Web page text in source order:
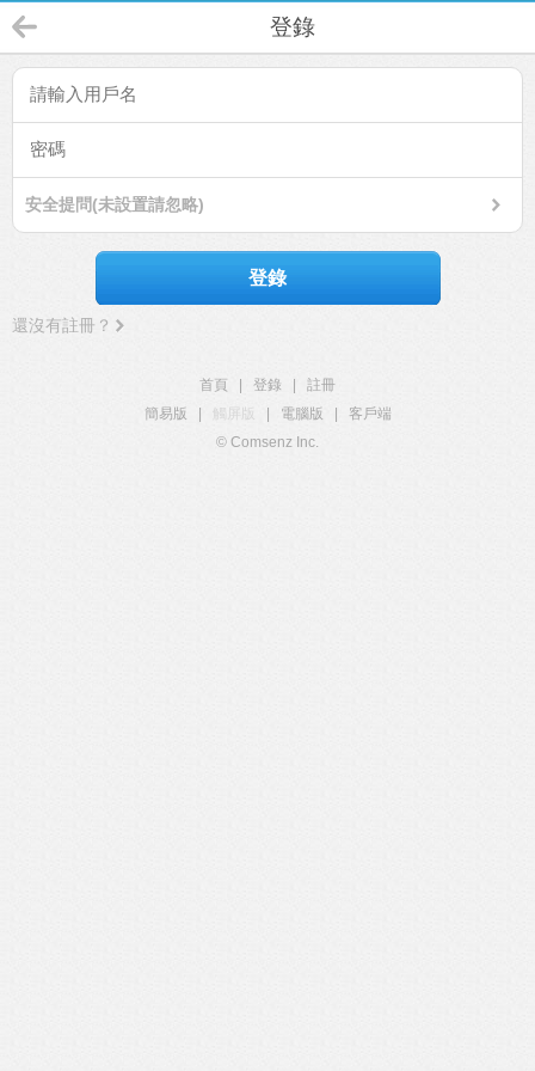
登錄
安全提問(未設置請忽略)
登錄
還沒有註冊？
首頁 登錄
註冊
簡易版
觸屏版 電腦版
客戶端
© Comsenz Inc.